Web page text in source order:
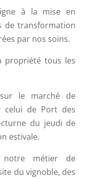
à la mise en
de transformation
par nos soins.
propriété tous les
le marché de
celui de Port des
du jeudi de
estivale.
notre métier de
du vignoble, des